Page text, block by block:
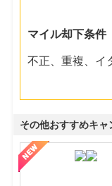
マイル却下条件
不正、重複、イ
その他おすすめキャ